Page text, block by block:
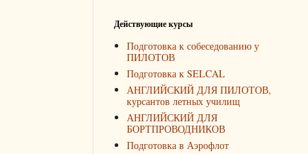
Действующие курсы
Подготовка к собеседованию у
ПИЛОТОВ
Подготовка к SELCAL
АНГЛИЙСКИЙ ДЛЯ ПИЛОТОВ,
курсантов летных училищ
АНГЛИЙСКИЙ ДЛЯ
БОРТПРОВОДНИКОВ
Подготовка в Аэрофлот